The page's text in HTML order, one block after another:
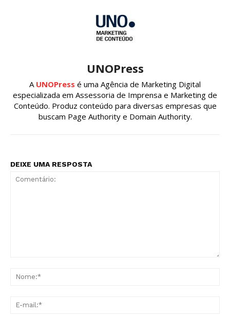
UNOPress
A UNOPress é uma Agência de Marketing Digital
especializada em Assessoria de Imprensa e Marketing de
Conteúdo. Produz conteúdo para diversas empresas que
buscam Page Authority e Domain Authority.
DEIXE UMA RESPOSTA